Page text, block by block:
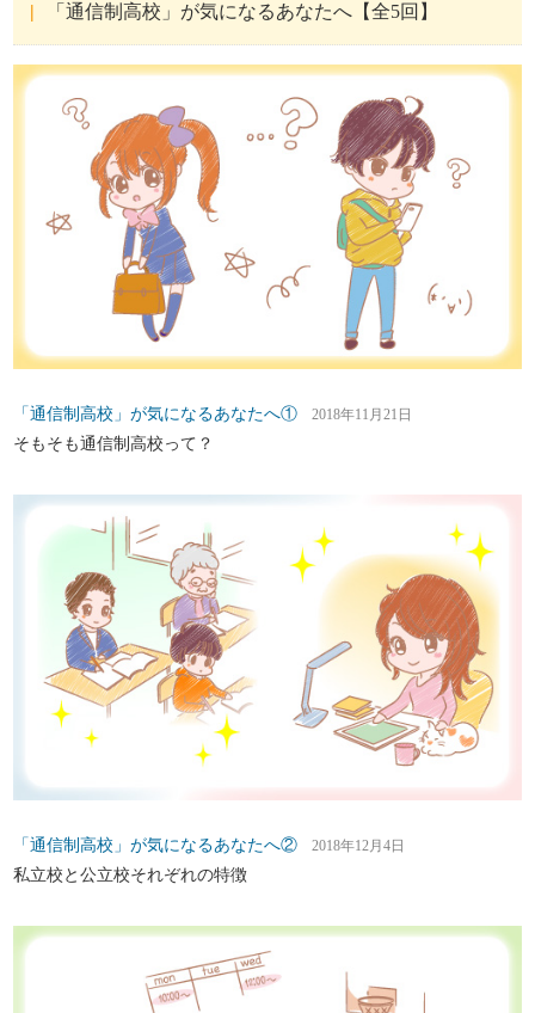
「通信制高校」が気になるあなたへ【全5回】
「通信制高校」が気になるあなたへ① 2018年11月21日
そもそも通信制高校って？
「通信制高校」が気になるあなたへ② 2018年12月4日
私立校と公立校それぞれの特徴